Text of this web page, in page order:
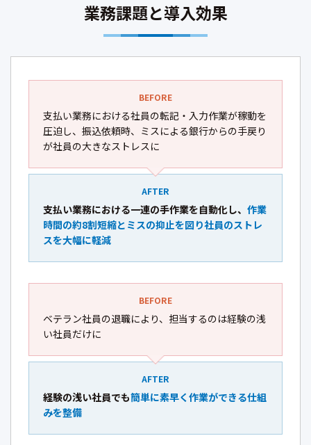
業務課題と導入効果
BEFORE
支払い業務における社員の転記・入力作業が稼動を
圧迫し、振込依頼時、ミスによる銀行からの手戻り
が社員の大きなストレスに
AFTER
支払い業務における一連の手作業を自動化し、 作業
時間の約8割短縮とミスの抑止を図り社員のストレ
スを大幅に軽減
BEFORE
ベテラン社員の退職により、担当するのは経験の浅
い社員だけに
AFTER
経験の浅い社員でも簡単に素早く作業ができる仕組
みを整備